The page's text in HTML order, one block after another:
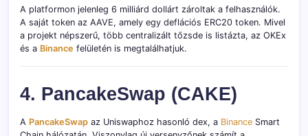
A platformon jelenleg 6 milliárd dollárt zároltak a felhasználók.
A saját token az AAVE, amely egy deflációs ERC20 token. Mivel
a projekt népszerű, több centralizált tőzsde is listázta, az OKEx
és a Binance felületén is megtalálhatjuk.
4. PancakeSwap (CAKE)
A PancakeSwap az Uniswaphoz hasonló dex, a Binance Smart